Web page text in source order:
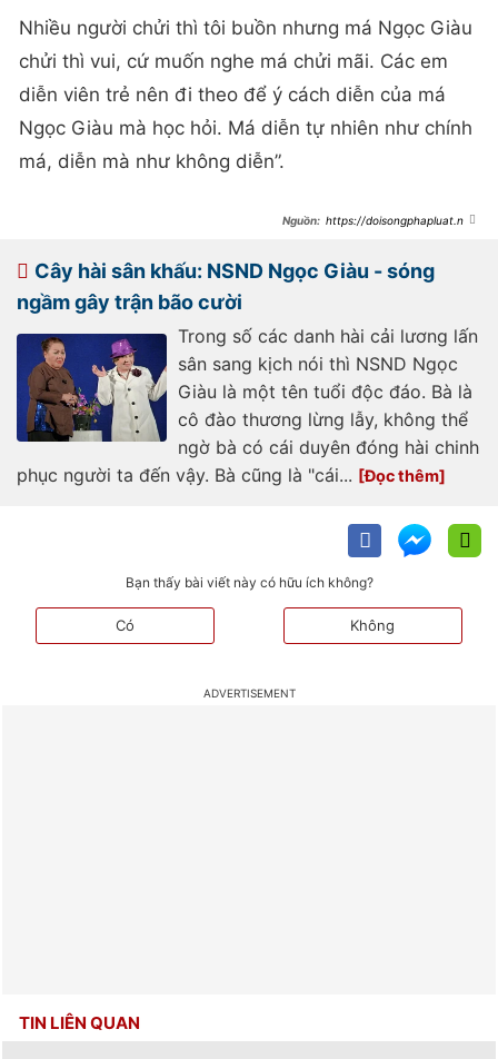
Nhiều người chửi thì tôi buồn nhưng má Ngọc Giàu
chửi thì vui, cứ muốn nghe má chửi mãi. Các em
diễn viên trẻ nên đi theo để ý cách diễn của má
Ngọc Giàu mà học hỏi. Má diễn tự nhiên như chính
má, diễn mà như không diễn”.
https://doisongphapluat.ngu
van-dam-mua-lam-viec-may-tieng-
a446942.html
Cây hài sân khấu: NSND Ngọc Giàu - sóng
ngầm gây trận bão cười
Trong số các danh hài cải lương lấn
sân sang kịch nói thì NSND Ngọc
Giàu là một tên tuổi độc đáo. Bà là
cô đào thương lừng lẫy, không thể
ngờ bà có cái duyên đóng hài chinh
phục người ta đến vậy. Bà cũng là "cái...
Bạn thấy bài viết này có hữu ích không?
Có Không
TIN LIÊN QUAN